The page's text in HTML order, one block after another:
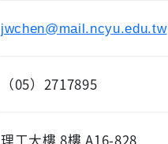
jwchen@mail.ncyu.edu.tw
（05）2717895
理工大樓 8樓 A16-828